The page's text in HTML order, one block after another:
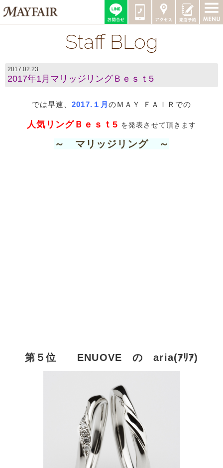
Staff BLog
2017.02.23
2017年1月マリッジリングＢｅｓｔ5
では早速、2017.１月のＭＡＹ ＦＡＩＲでの
人気リングＢｅｓｔ5 を発表させて頂きます
～ マリッジリング ～
第５位 ENUOVE の aria(ｱﾘｱ)